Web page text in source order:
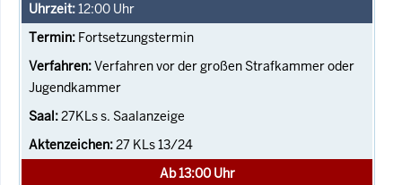
12:00 Uhr
Fortsetzungstermin
Verfahren vor der großen Strafkammer oder
Jugendkammer
27KLs s. Saalanzeige
27 KLs 13/24
Ab 13:00 Uhr